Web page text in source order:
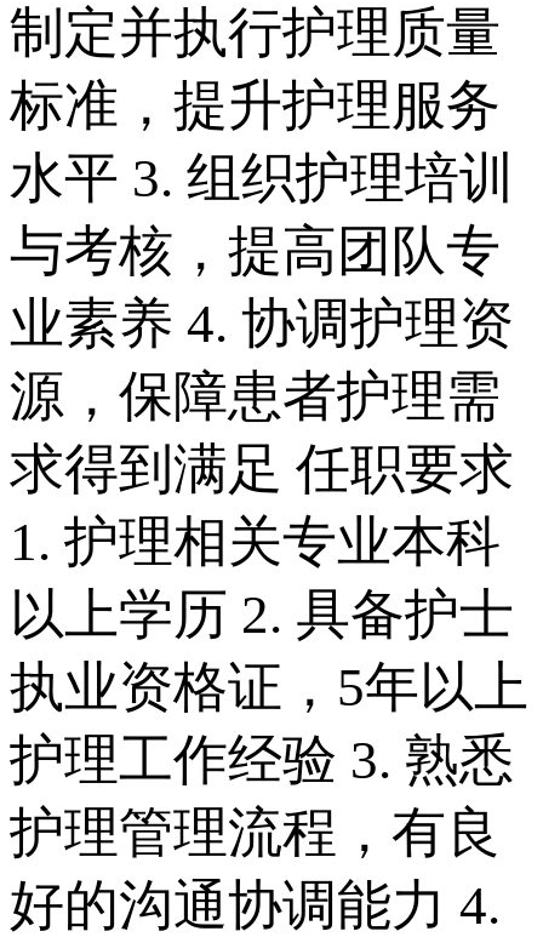
制定并执行护理质量
标准，提升护理服务
水平 3. 组织护理培训
与考核，提高团队专
业素养 4. 协调护理资
源，保障患者护理需
求得到满足 任职要求
1. 护理相关专业本科
以上学历 2. 具备护士
执业资格证，5年以上
护理工作经验 3. 熟悉
护理管理流程，有良
好的沟通协调能力 4.